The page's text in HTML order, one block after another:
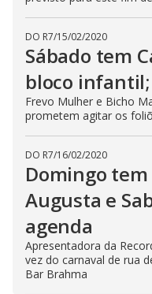
DO R7/15/02/2020
Sábado tem
bloco
Frevo Mulher e Bicho
prometem agitar os
DO R7/16/02/2020
Domingo
Augusta e
agenda
Apresentadora da
vez do carnaval de rua
Bar Brahma